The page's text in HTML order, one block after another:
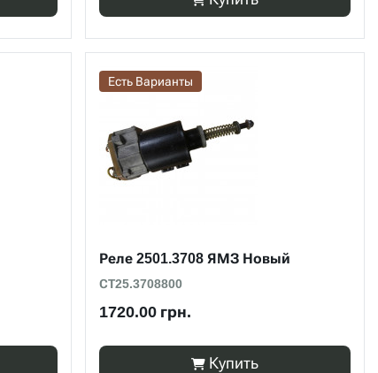
Есть Варианты
Реле 2501.3708 ЯМЗ Новый
СТ25.3708800
1720.00 грн.
Купить